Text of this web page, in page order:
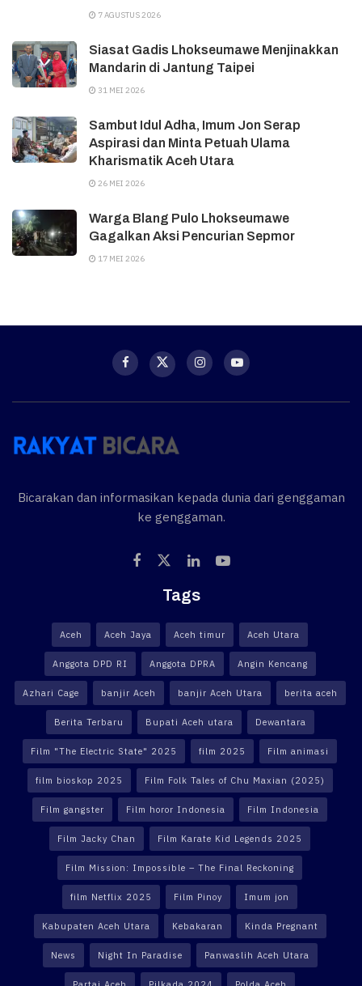
7 AGUSTUS 2026
Siasat Gadis Lhokseumawe Menjinakkan
Mandarin di Jantung Taipei
31 MEI 2026
Sambut Idul Adha, Imum Jon Serap
Aspirasi dan Minta Petuah Ulama
Kharismatik Aceh Utara
26 MEI 2026
Warga Blang Pulo Lhokseumawe
Gagalkan Aksi Pencurian Sepmor
17 MEI 2026
Bicarakan dan informasikan kepada dunia dari genggaman
ke genggaman.
Tags
Aceh Aceh Jaya Aceh timur Aceh Utara
Anggota DPD RI Anggota DPRA Angin Kencang
Azhari Cage banjir Aceh banjir Aceh Utara berita aceh
Berita Terbaru Bupati Aceh utara Dewantara
Film "The Electric State" 2025 film 2025 Film animasi
film bioskop 2025 Film Folk Tales of Chu Maxian (2025)
Film gangster Film horor Indonesia Film Indonesia
Film Jacky Chan Film Karate Kid Legends 2025
Film Mission: Impossible – The Final Reckoning
film Netflix 2025 Film Pinoy Imum jon
Kabupaten Aceh Utara Kebakaran Kinda Pregnant
News Night In Paradise Panwaslih Aceh Utara